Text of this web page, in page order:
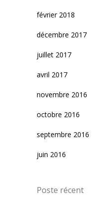
février 2018
décembre 2017
juillet 2017
avril 2017
novembre 2016
octobre 2016
septembre 2016
juin 2016
Poste récent